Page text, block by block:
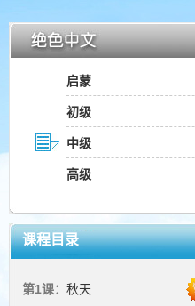
启蒙
初级
中级
高级
课程目录
第1课： 秋天